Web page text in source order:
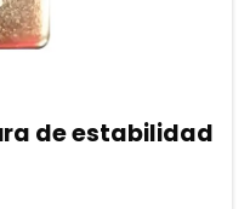
de estabilidad